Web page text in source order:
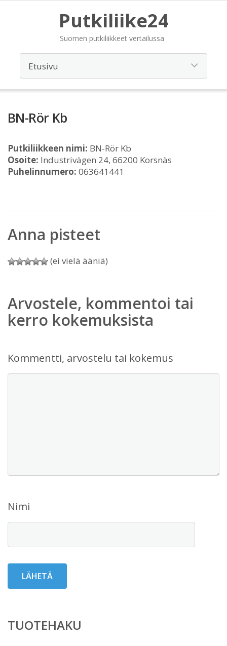
Putkiliike24
Suomen putkiliikkeet vertailussa
BN-Rör Kb
Putkiliikkeen nimi: BN-Rör Kb
Osoite: Industrivägen 24, 66200 Korsnäs
Puhelinnumero: 063641441
Anna pisteet
(ei vielä ääniä)
Arvostele, kommentoi tai
kerro kokemuksista
Kommentti, arvostelu tai kokemus
Nimi
TUOTEHAKU